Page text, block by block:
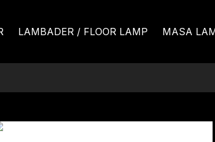
LAMBADER / FLOOR LAMP MASA